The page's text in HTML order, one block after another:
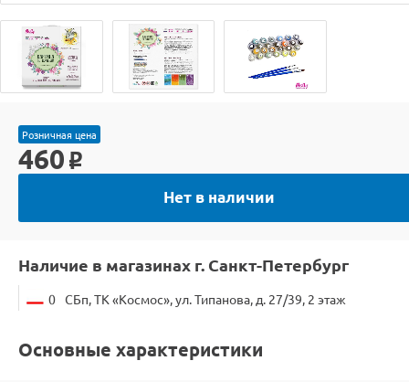
Розничная цена
460 o
Нет в наличии
Наличие в магазинах г. Санкт-Петербург
0 СБп, ТК «Космос», ул. Типанова, д. 27/39, 2 этаж
Основные характеристики